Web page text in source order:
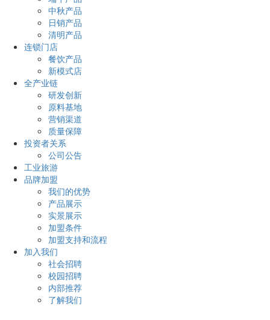
中秋产品
日销产品
清明产品
连锁门店
餐饮产品
新模式店
全产业链
研发创新
原料基地
营销渠道
质量保障
投资者关系
公司公告
工业旅游
品牌加盟
我们的优势
产品展示
实景展示
加盟条件
加盟支持和流程
加入我们
社会招聘
校园招聘
内部推荐
了解我们